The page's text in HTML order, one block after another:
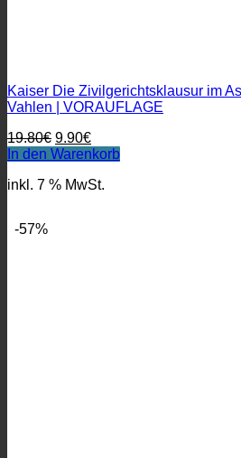
Kaiser Die Zivilgerichtsklausur im
Vahlen | VORAUFLAGE
19.80€ Ursprünglicher
Preis
19.80€
9.90€Aktueller
Preis
9.90€.
In den Warenkorb
inkl. 7 % MwSt.
-57%